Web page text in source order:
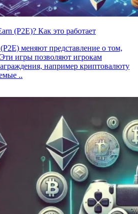
(P2E)? Как это работает
меняют представление о том,
игры позволяют игрокам
например криптовалюту
..